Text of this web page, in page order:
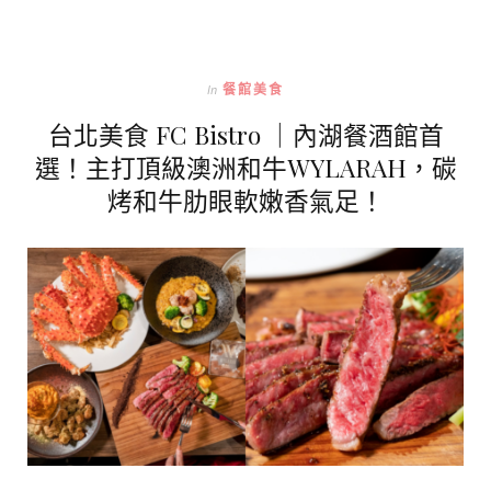
In 餐館美食
台北美食 FC Bistro ｜內湖餐酒館首
選！主打頂級澳洲和牛WYLARAH，碳
烤和牛肋眼軟嫩香氣足！